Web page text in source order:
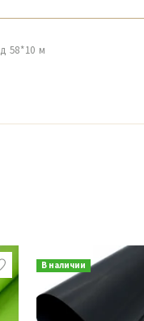
58*10 м
В наличии